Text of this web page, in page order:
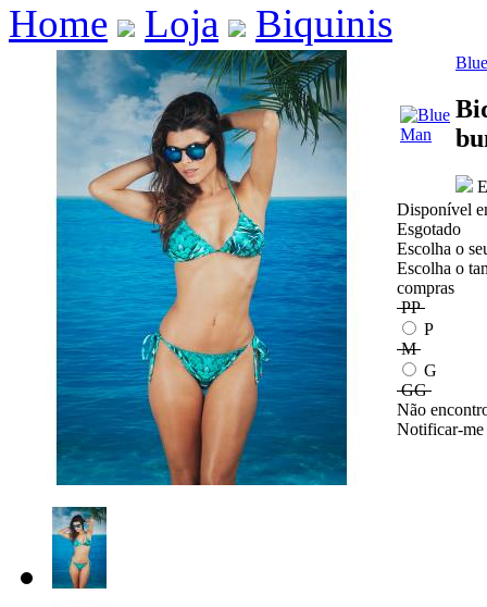
Home
Loja Biquinis
Disponível
Esgotado
Escolha o
Escolha o
compras
PP
P
M
G
GG
Não
Notificar-me